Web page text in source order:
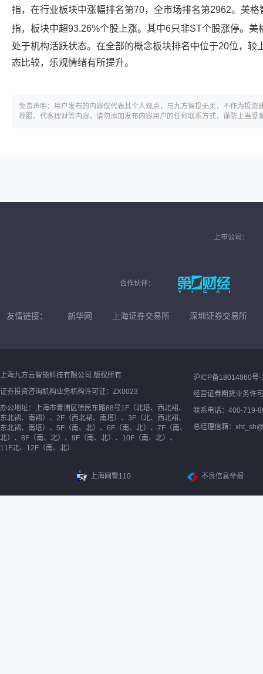
指，在行业板块中涨幅排名第70，全市场排名第2962。 美格
指，板块中超93.26%个股上涨。其中6只非ST个股涨停。 美
处于机构活跃状态。在全部的概念板块排名中位于20位，较
态比较，乐观情绪有所提升。
免责声明：用户发布的内容仅代表其个人观点，与九方智投无关，不作为投
荐股、代客理财等内容，请勿添加发布内容用户的任何联系方式，谨防上当受
上市公司：
合作伙伴：
友情链接： 新华网 上海证券交易所 深圳证券交易所
上海九方云智能科技有限公司 版权所有
证券投资咨询机构业务机构许可证：ZX0023
办公地址：上海市青浦区徐民东路88号1F（北塔、西北裙、
东北裙、南裙）、2F（西北裙、南塔）、3F（北、西北裙、
东北裙、南塔）、5F（南、北）、6F（南、北）、7F（南、
北）、8F（南、北）、9F（南、北）、10F（南、北）、
11F北、12F（南、北）
沪ICP备18014860号-
经营证券期货业务许
联系电话：400-719-
总经理信箱：
上海网警110 不良信息举报